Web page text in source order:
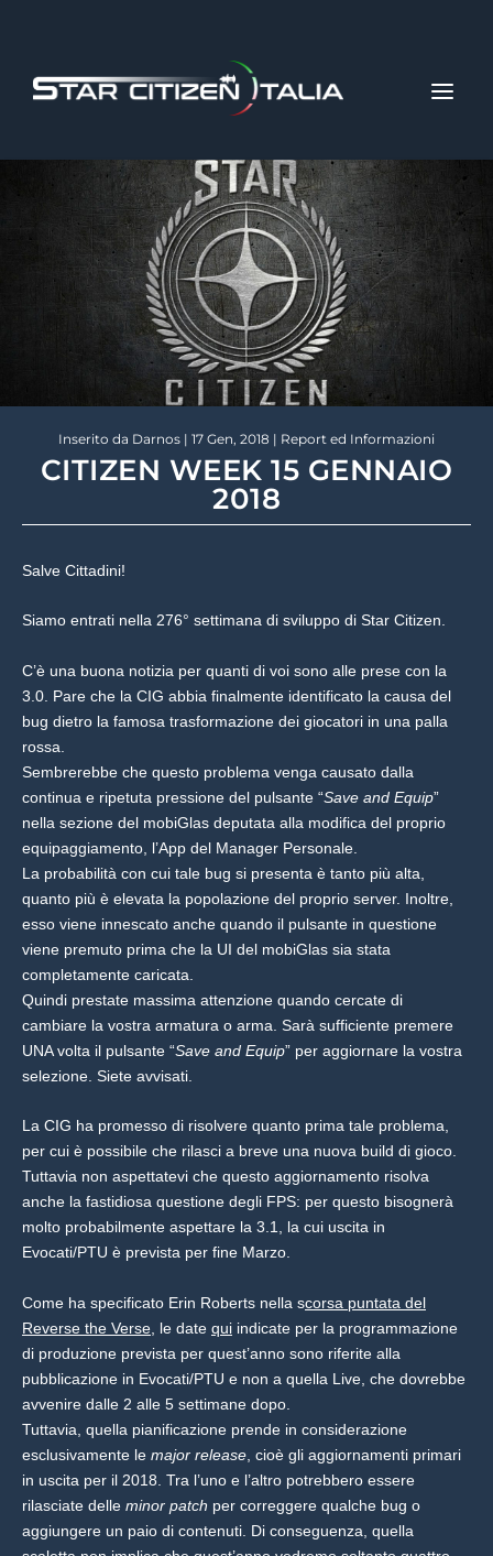
Inserito da Darnos | 17 Gen, 2018 | Report ed Informazioni
CITIZEN WEEK 15 GENNAIO
2018
Salve Cittadini!
Siamo entrati nella 276° settimana di sviluppo di Star Citizen.
C’è una buona notizia per quanti di voi sono alle prese con la
3.0. Pare che la CIG abbia finalmente identificato la causa del
bug dietro la famosa trasformazione dei giocatori in una palla
rossa.
Sembrerebbe che questo problema venga causato dalla
continua e ripetuta pressione del pulsante “Save and Equip”
nella sezione del mobiGlas deputata alla modifica del proprio
equipaggiamento, l’App del Manager Personale.
La probabilità con cui tale bug si presenta è tanto più alta,
quanto più è elevata la popolazione del proprio server. Inoltre,
esso viene innescato anche quando il pulsante in questione
viene premuto prima che la UI del mobiGlas sia stata
completamente caricata.
Quindi prestate massima attenzione quando cercate di
cambiare la vostra armatura o arma. Sarà sufficiente premere
UNA volta il pulsante “Save and Equip” per aggiornare la vostra
selezione. Siete avvisati.
La CIG ha promesso di risolvere quanto prima tale problema,
per cui è possibile che rilasci a breve una nuova build di gioco.
Tuttavia non aspettatevi che questo aggiornamento risolva
anche la fastidiosa questione degli FPS: per questo bisognerà
molto probabilmente aspettare la 3.1, la cui uscita in
Evocati/PTU è prevista per fine Marzo.
Come ha specificato Erin Roberts nella scorsa puntata del
Reverse the Verse , le date qui indicate per la programmazione
di produzione prevista per quest’anno sono riferite alla
pubblicazione in Evocati/PTU e non a quella Live, che dovrebbe
avvenire dalle 2 alle 5 settimane dopo.
Tuttavia, quella pianificazione prende in considerazione
esclusivamente le major release , cioè gli aggiornamenti primari
in uscita per il 2018. Tra l’uno e l’altro potrebbero essere
rilasciate delle minor patch per correggere qualche bug o
aggiungere un paio di contenuti. Di conseguenza, quella